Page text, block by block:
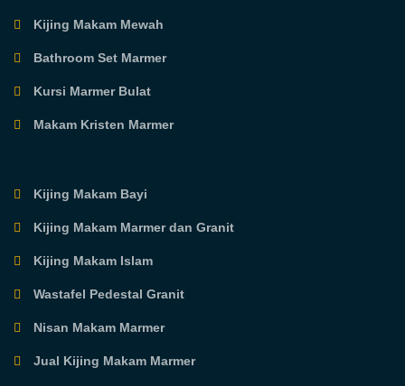
Kijing Makam Mewah
Bathroom Set Marmer
Kursi Marmer Bulat
Makam Kristen Marmer
Kijing Makam Bayi
Kijing Makam Marmer dan Granit
Kijing Makam Islam
Wastafel Pedestal Granit
Nisan Makam Marmer
Jual Kijing Makam Marmer